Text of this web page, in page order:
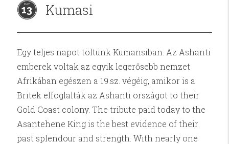
13 Kumasi
Egy teljes napot töltünk Kumansiban. Az Ashanti
emberek voltak az egyik legerősebb nemzet
Afrikában egészen a 19.sz. végéig, amikor is a
Britek elfoglalták az Ashanti országot to their
Gold Coast colony. The tribute paid today to the
Asantehene King is the best evidence of their
past splendour and strength. With nearly one